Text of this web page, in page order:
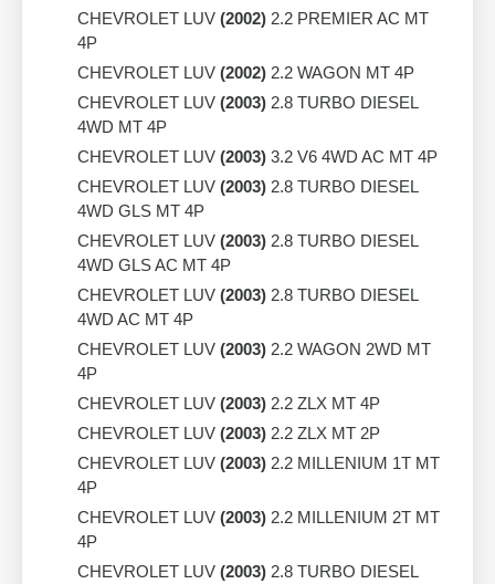
CHEVROLET LUV (2002) 2.2 PREMIER AC MT
4P
CHEVROLET LUV (2002) 2.2 WAGON MT 4P
CHEVROLET LUV (2003) 2.8 TURBO DIESEL
4WD MT 4P
CHEVROLET LUV (2003) 3.2 V6 4WD AC MT 4P
CHEVROLET LUV (2003) 2.8 TURBO DIESEL
4WD GLS MT 4P
CHEVROLET LUV (2003) 2.8 TURBO DIESEL
4WD GLS AC MT 4P
CHEVROLET LUV (2003) 2.8 TURBO DIESEL
4WD AC MT 4P
CHEVROLET LUV (2003) 2.2 WAGON 2WD MT
4P
CHEVROLET LUV (2003) 2.2 ZLX MT 4P
CHEVROLET LUV (2003) 2.2 ZLX MT 2P
CHEVROLET LUV (2003) 2.2 MILLENIUM 1T MT
4P
CHEVROLET LUV (2003) 2.2 MILLENIUM 2T MT
4P
CHEVROLET LUV (2003) 2.8 TURBO DIESEL